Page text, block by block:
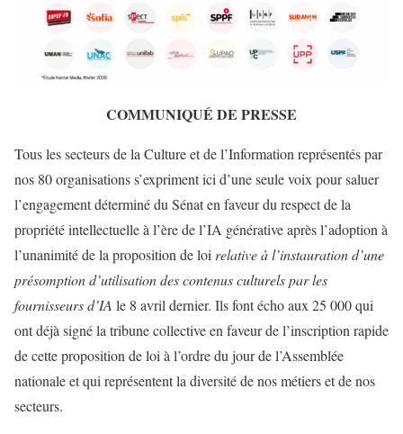
COMMUNIQUÉ DE PRESSE
Tous les secteurs de la Culture et de l’Information représentés par
nos 80 organisations s’expriment ici d’une seule voix pour saluer
l’engagement déterminé du Sénat en faveur du respect de la
propriété intellectuelle à l’ère de l’IA générative après l’adoption à
l’unanimité de la proposition de loi relative à l’instauration d’une
présomption d’utilisation des contenus culturels par les
fournisseurs d’IA le 8 avril dernier. Ils font écho aux 25 000 qui
ont déjà signé la tribune collective en faveur de l’inscription rapide
de cette proposition de loi à l’ordre du jour de l’Assemblée
nationale et qui représentent la diversité de nos métiers et de nos
secteurs.